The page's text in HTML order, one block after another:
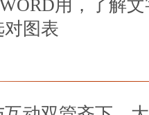
用，了解
图表